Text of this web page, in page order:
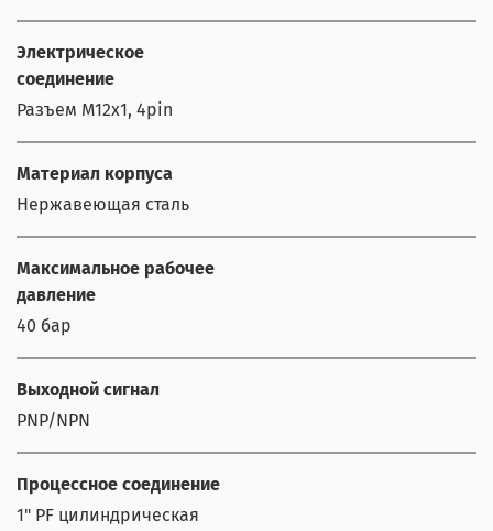
Электрическое
соединение
Разъем M12x1, 4pin
Материал корпуса
Нержавеющая сталь
Максимальное рабочее
давление
40 бар
Выходной сигнал
PNP/NPN
Процессное соединение
1" PF цилиндрическая